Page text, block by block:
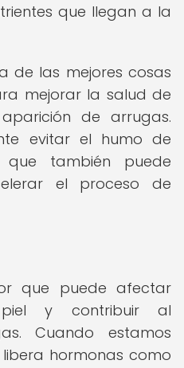
que llegan a la
de las mejores cosas
mejorar la salud de
de arrugas.
evitar el humo de
también puede
el proceso de
que puede afectar
y contribuir al
Cuando estamos
hormonas como